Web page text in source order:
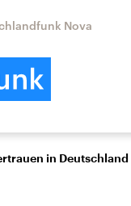
Nova
in